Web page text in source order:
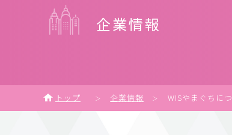
企業情報
トップ ＞ 企業情報 ＞ WISやまぐちに